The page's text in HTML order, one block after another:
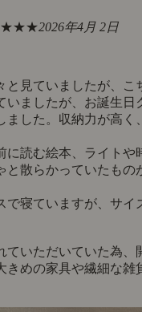
2026年4月 2日
と見ていましたが、こ
いましたが、お誕生日
ました。収納力が高く
に読む絵本、ライトや
と散らかっていたもの
で寝ていますが、サイ
ていただいていた為、
きめの家具や繊細な雑